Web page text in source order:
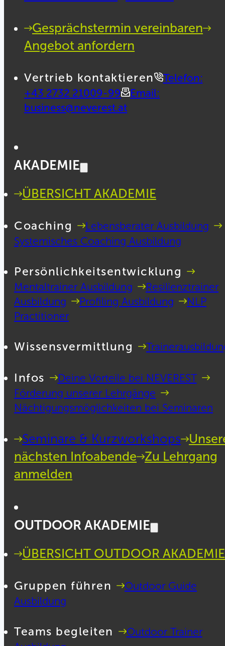
Gesprächstermin vereinbaren
Angebot anfordern
Vertrieb kontaktieren
Telefon:
+43 2732 21009-99
Email:
business@neverest.at
AKADEMIE
ÜBERSICHT AKADEMIE
Coaching
Lebensberater Ausbildung
Systemisches Coaching Ausbildung
Persönlichkeitsentwicklung
Mentaltrainer Ausbildung
Resilienztrainer
Ausbildung
Profiling Ausbildung
NLP
Practitioner
Wissensvermittlung
Infos
Deine Vorteile bei NEVEREST
Förderung unserer Lehrgänge
Nächtigungsmöglichkeiten bei Seminaren
Seminare & Kurzworkshops
nächsten Infoabende Zu Lehrgang
anmelden
OUTDOOR AKADEMIE
ÜBERSICHT OUTDOOR AKADEMIE
Gruppen führen
Outdoor Guide
Ausbildung
Teams begleiten
Outdoor Trainer